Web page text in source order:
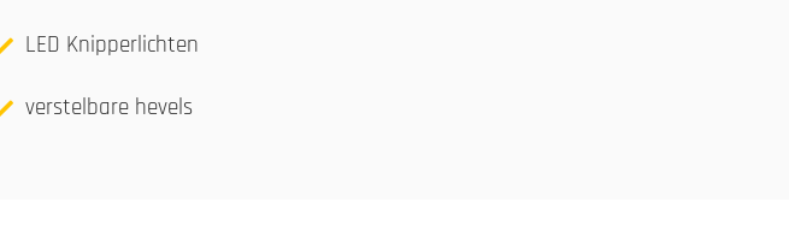
LED Knipperlichten
verstelbare hevels